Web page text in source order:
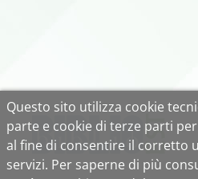
Questo sito utilizza cookie
parte e cookie di terze parti
al fine di consentire il corretto
servizi. Per saperne di più